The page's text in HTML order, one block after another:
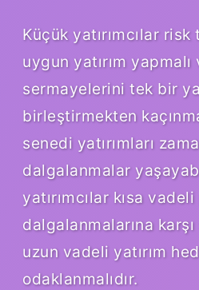
Küçük yatırımcılar
uygun yatırım
sermayelerini tek bir
birleştirmekten
senedi yatırımları
dalgalanmalar
yatırımcılar kısa
dalgalanmalarına karşı
uzun vadeli yatırım
odaklanmalıdır.